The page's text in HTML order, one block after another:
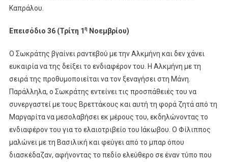
Καπράλου.
Επεισόδιο 36 (Τρίτη 1 ηΝοεμβρίου)
Ο Σωκράτης βγαίνει ραντεβού με την Αλκμήνη και δεν χάνει
ευκαιρία να της δείξει το ενδιαφέρον του. Η Αλκμήνη με τη
σειρά της προθυμοποιείται να τον ξεναγήσει στη Μάνη.
Παράλληλα, o Σωκράτης εντείνει τις προσπάθειές του να
συνεργαστεί με τους Βρεττάκους και αυτή τη φορά ζητά από τη
Μαργαρίτα να μεσολαβήσει εκ μέρους του, εκδηλώνοντας το
ενδιαφέρον του για το ελαιοτριβείο του Ιάκωβου. Ο Φίλιππος
μαλώνει με τη Βασιλική και φεύγει από το μπαρ όπου
διασκέδαζαν, αφήνοντας το πεδίο ελεύθερο σε έναν τύπο που